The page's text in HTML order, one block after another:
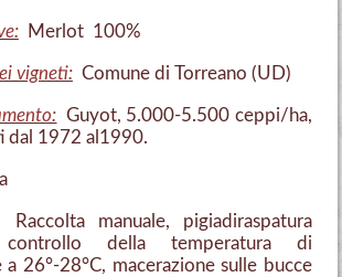
Merlot 100%
vigneti:Comune di Torreano (UD)
Guyot, 5.000-5.500 ceppi/ha,
dal 1972 al1990.
manuale, pigiadiraspatura
della temperatura di
26°-28°C, macerazione sulle bucce